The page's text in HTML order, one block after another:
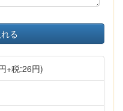
る
+税:26円)